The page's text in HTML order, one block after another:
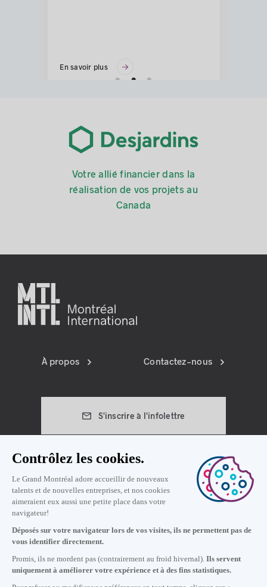
En savoir plus
lens lens lens
Votre allié financier dans la
réalisation de vos projets au
Canada
S'inscrire à l'infolettre
À propos Contactez-nous
Politique de vie privée
Conditions d'utilisation